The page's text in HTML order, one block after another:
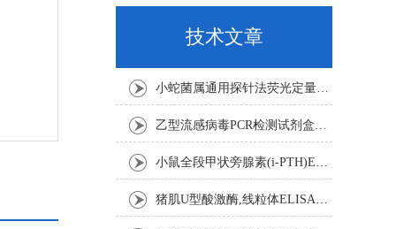
技术文章
小蛇菌属通用探针法荧光定量PCR试剂盒实验注意事项
乙型流感病毒PCR检测试剂盒反应五要素
小鼠全段甲状旁腺素(i-PTH)ELISA试剂盒操作步骤
猪肌U型酸激酶,线粒体ELISA试剂盒注意事项